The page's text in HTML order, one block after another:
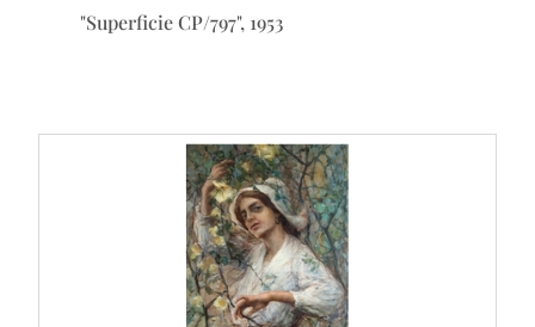
"Superficie CP/797", 1953